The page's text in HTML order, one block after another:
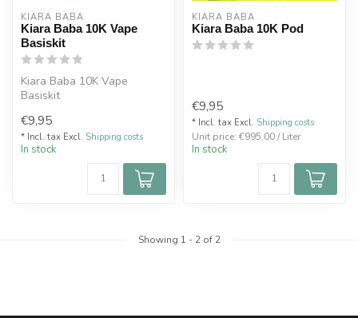
KIARA BABA
Kiara Baba 10K Vape
Basiskit
Kiara Baba 10K Vape
Basiskit
€9,95
* Incl. tax Excl. Shipping costs
In stock
KIARA BABA
Kiara Baba 10K Pod
€9,95
* Incl. tax Excl. Shipping costs
Unit price: €995,00 / Liter
In stock
Showing 1 - 2of 2